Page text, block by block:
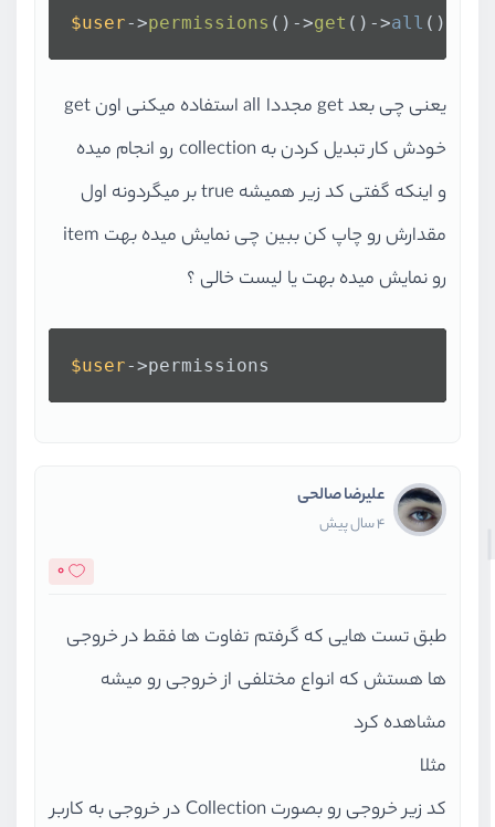
$user->permissions ()->get ()->all ()
یعنی چی بعد get مجددا all استفاده میکنی اون get
خودش کار تبدیل کردن به collection رو انجام میده
و اینکه گفتی کد زیر همیشه true بر میگردونه اول
مقدارش رو چاپ کن ببین چی نمایش میده بهت item
رو نمایش میده بهت یا لیست خالی ؟
$user->permissions
علیرضا صالحی
4 سال پیش
0
طبق تست هایی که گرفتم تفاوت ها فقط در خروجی
ها هستش که انواع مختلفی از خروجی رو میشه
مشاهده کرد
مثلا
کد زیر خروجی رو بصورت Collection در خروجی به کاربر